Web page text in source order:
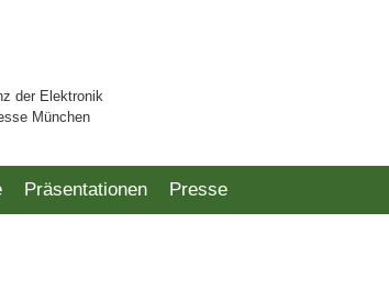
der Elektronik
München
Präsentationen Presse